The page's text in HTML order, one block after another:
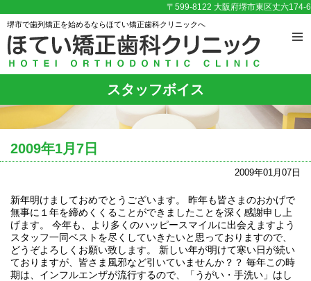
〒599-8122 大阪府堺市東区丈六174-6
堺市で歯列矯正を始めるならほてい矯正歯科クリニックへ
スタッフボイス
2009年1月7日
2009年01月07日
新年明けましておめでとうございます。 昨年も皆さまのおかげで
無事に１年を締めくくることができましたことを深く感謝申し上
げます。 今年も、より多くのハッピースマイルに出会えますよう
スタッフ一同ベストを尽くしていきたいと思っておりますので、
どうぞよろしくお願い致します。 新しい年が明けて寒い日が続い
ておりますが、皆さま風邪など引いていませんか？？ 毎年この時
期は、インフルエンザが流行するので、「うがい・手洗い」はし